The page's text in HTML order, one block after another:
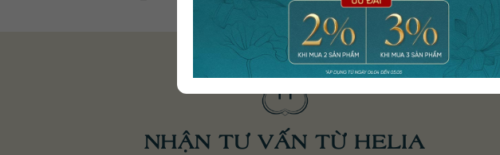
NHẬN TƯ VẤN TỪ HELIA